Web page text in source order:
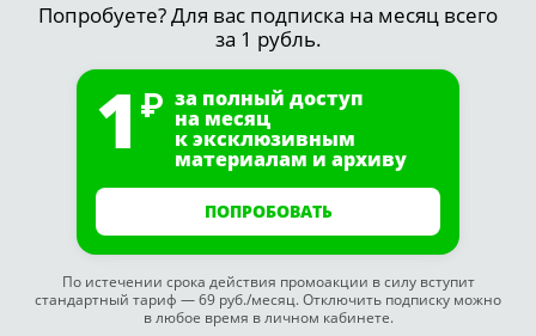
Попробуете? Для вас подписка на месяц всего
за 1 рубль.
1 за полный доступ
на месяц
к эксклюзивным
материалам и архиву
ПОПРОБОВАТЬ
По истечении срока действия промоакции в силу вступит
стандартный тариф — 69 руб./месяц. Отключить подписку можно
в любое время в личном кабинете.